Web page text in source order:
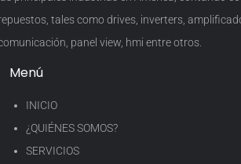
tales como drives, inverters,
panel view, hmi entre otros.
Menú
INICIO
¿QUIÉNES SOMOS?
SERVICIOS